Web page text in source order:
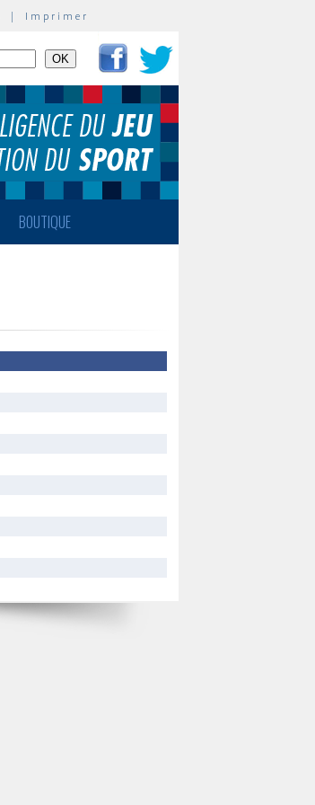
| Imprimer
BOUTIQUE